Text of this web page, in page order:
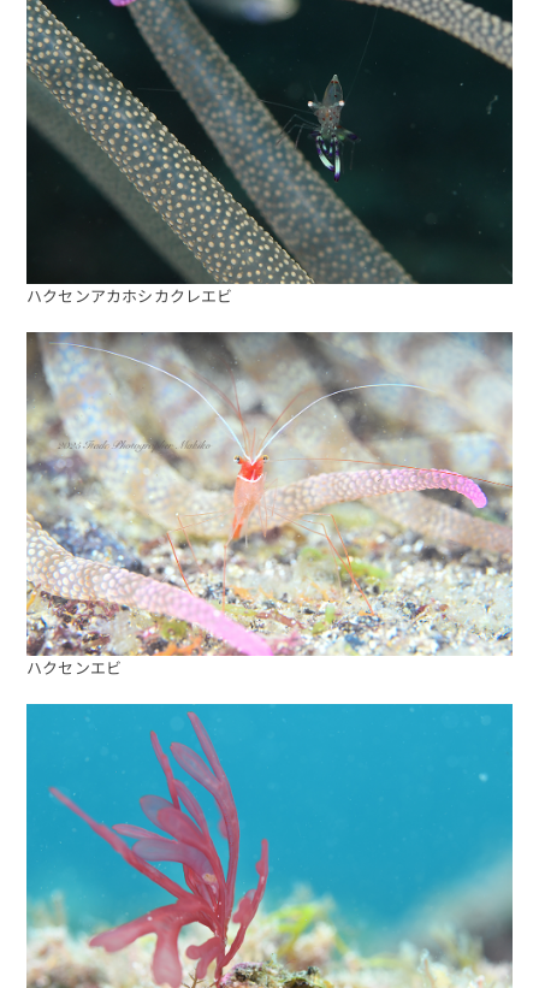
ハクセンアカホシカクレエビ
ハクセンエビ